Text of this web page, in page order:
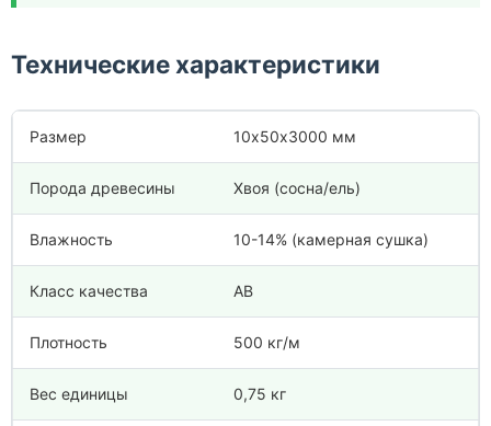
Технические характеристики
Размер 10х50х3000 мм
Порода древесины Хвоя (сосна/ель)
Влажность 10-14% (камерная сушка)
Класс качества АВ
Плотность 500 кг/м
Вес единицы 0,75 кг